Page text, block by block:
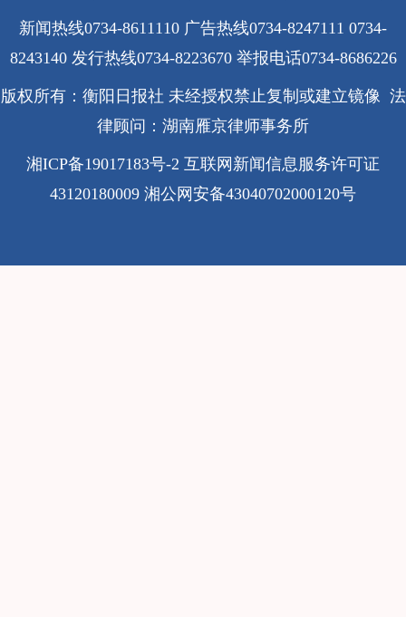
新闻热线0734-8611110 广告热线0734-8247111 0734-
8243140 发行热线0734-8223670 举报电话0734-8686226
版权所有：衡阳日报社 未经授权禁止复制或建立镜像 法
律顾问：湖南雁京律师事务所
湘ICP备19017183号-2 互联网新闻信息服务许可证
43120180009 湘公网安备43040702000120号